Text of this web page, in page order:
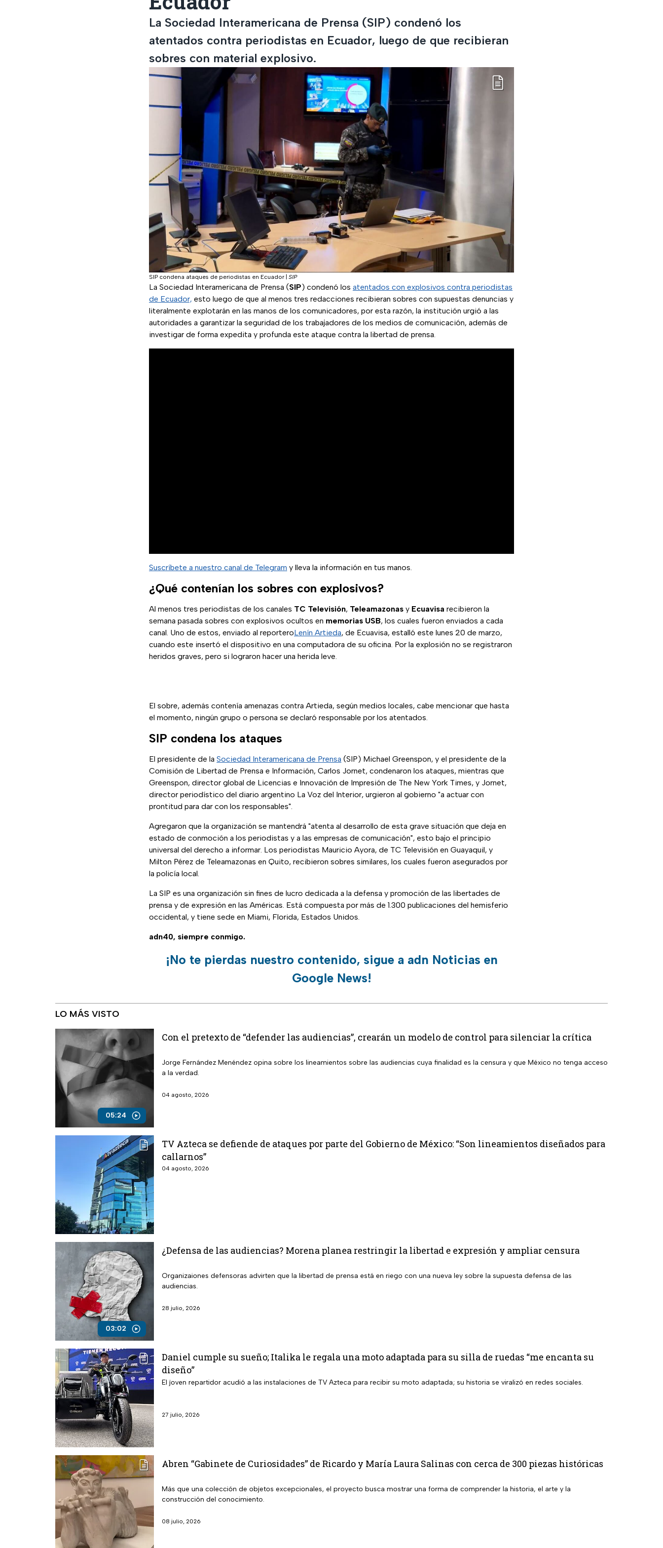
La Sociedad Interamericana de Prensa (SIP) condenó los
atentados contra periodistas en Ecuador, luego de que recibieran
sobres con material explosivo.
SIP condena ataques de periodistas en Ecuador| SIP
La Sociedad Interamericana de Prensa (SIP) condenó los atentados con explosivos contra periodistas
de Ecuador, esto luego de que al menos tres redacciones recibieran sobres con supuestas denuncias y
literalmente explotarán en las manos de los comunicadores, por esta razón, la institución urgió a las
autoridades a garantizar la seguridad de los trabajadores de los medios de comunicación, además de
investigar de forma expedita y profunda este ataque contra la libertad de prensa.
Suscríbete a nuestro canal de Telegram y lleva la información en tus manos.
¿Qué contenían los sobres con explosivos?
Al menos tres periodistas de los canales TC Televisión, Teleamazonas y Ecuavisa recibieron la
semana pasada sobres con explosivos ocultos en memorias USB, los cuales fueron enviados a cada
canal. Uno de estos, enviado al reporteroLenín Artieda, de Ecuavisa, estalló este lunes 20 de marzo,
cuando este insertó el dispositivo en una computadora de su oficina. Por la explosión no se registraron
heridos graves, pero si lograron hacer una herida leve.
El sobre, además contenía amenazas contra Artieda, según medios locales, cabe mencionar que hasta
el momento, ningún grupo o persona se declaró responsable por los atentados.
SIP condena los ataques
El presidente de la Sociedad Interamericana de Prensa (SIP) Michael Greenspon, y el presidente de la
Comisión de Libertad de Prensa e Información, Carlos Jornet, condenaron los ataques, mientras que
Greenspon, director global de Licencias e Innovación de Impresión de The New York Times, y Jornet,
director periodístico del diario argentino La Voz del Interior, urgieron al gobierno "a actuar con
prontitud para dar con los responsables".
Agregaron que la organización se mantendrá "atenta al desarrollo de esta grave situación que deja en
estado de conmoción a los periodistas y a las empresas de comunicación", esto bajo el principio
universal del derecho a informar. Los periodistas Mauricio Ayora, de TC Televisión en Guayaquil, y
Milton Pérez de Teleamazonas en Quito, recibieron sobres similares, los cuales fueron asegurados por
la policía local.
La SIP es una organización sin fines de lucro dedicada a la defensa y promoción de las libertades de
prensa y de expresión en las Américas. Está compuesta por más de 1.300 publicaciones del hemisferio
occidental, y tiene sede en Miami, Florida, Estados Unidos.
adn40, siempre conmigo.
¡No te pierdas nuestro contenido, sigue a adn Noticias en
Google News!
LO MÁS VISTO
05:24
Con el pretexto de “defender las audiencias”, crearán un modelo de control para silenciar la crítica
Jorge Fernández Menéndez opina sobre los lineamientos sobre las audiencias cuya finalidad es la censura y que México no tenga acceso
a la verdad.
04 agosto, 2026
TV Azteca se defiende de ataques por parte del Gobierno de México: “Son lineamientos diseñados para
callarnos”
04 agosto, 2026
03:02
¿Defensa de las audiencias? Morena planea restringir la libertad e expresión y ampliar censura
Organizaiones defensoras advirten que la libertad de prensa está en riego con una nueva ley sobre la supuesta defensa de las
audiencias.
28 julio, 2026
Daniel cumple su sueño; Italika le regala una moto adaptada para su silla de ruedas “me encanta su
diseño”
El joven repartidor acudió a las instalaciones de TV Azteca para recibir su moto adaptada; su historia se viralizó en redes sociales.
27 julio, 2026
Abren “Gabinete de Curiosidades” de Ricardo y María Laura Salinas con cerca de 300 piezas históricas
Más que una colección de objetos excepcionales, el proyecto busca mostrar una forma de comprender la historia, el arte y la
construcción del conocimiento.
08 julio, 2026